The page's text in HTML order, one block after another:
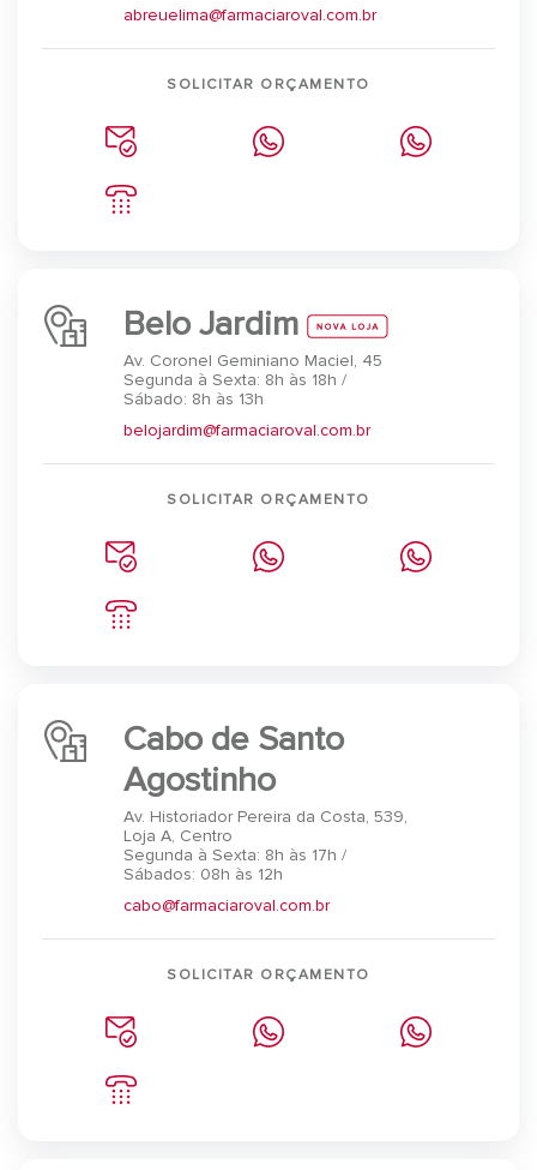
abreuelima@farmaciaroval.com.br
SOLICITAR ORÇAMENTO
Belo Jardim
Av. Coronel Geminiano Maciel, 45
Segunda à Sexta: 8h às 18h /
Sábado: 8h às 13h
belojardim@farmaciaroval.com.br
SOLICITAR ORÇAMENTO
Cabo de Santo
Agostinho
Av. Historiador Pereira da Costa, 539,
Loja A, Centro
Segunda à Sexta: 8h às 17h /
Sábados: 08h às 12h
cabo@farmaciaroval.com.br
SOLICITAR ORÇAMENTO